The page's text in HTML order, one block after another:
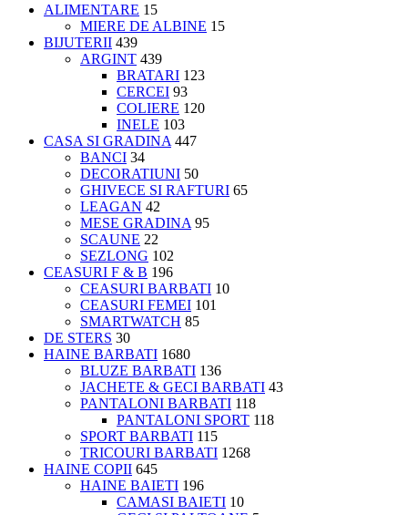
ALIMENTARE 15
MIERE DE ALBINE 15
BIJUTERII 439
ARGINT 439
BRATARI 123
CERCEI 93
COLIERE 120
INELE 103
CASA SI GRADINA 447
BANCI 34
DECORATIUNI 50
GHIVECE SI RAFTURI 65
LEAGAN 42
MESE GRADINA 95
SCAUNE 22
SEZLONG 102
CEASURI F & B 196
CEASURI BARBATI 10
CEASURI FEMEI 101
SMARTWATCH 85
DE STERS 30
HAINE BARBATI 1680
BLUZE BARBATI 136
JACHETE & GECI BARBATI 43
PANTALONI BARBATI 118
PANTALONI SPORT 118
SPORT BARBATI 115
TRICOURI BARBATI 1268
HAINE COPII 645
HAINE BAIETI 196
CAMASI BAIETI 10